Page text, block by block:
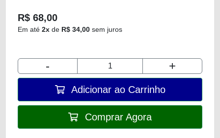
R$ 68,00
Em até 2x de R$ 34,00 sem juros
- +
Adicionar ao Carrinho
Comprar Agora